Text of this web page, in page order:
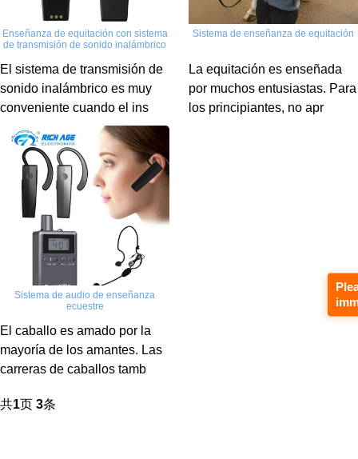
Enseñanza de equitación con sistema
de transmisión de sonido inalámbrico
El sistema de transmisión de
sonido inalámbrico es muy
conveniente cuando el ins
Sistema de enseñanza de equitación
La equitación es enseñada
por muchos entusiastas. Para
los principiantes, no apr
Sistema de audio de enseñanza
ecuestre
El caballo es amado por la
mayoría de los amantes. Las
carreras de caballos tamb
共1页 3条